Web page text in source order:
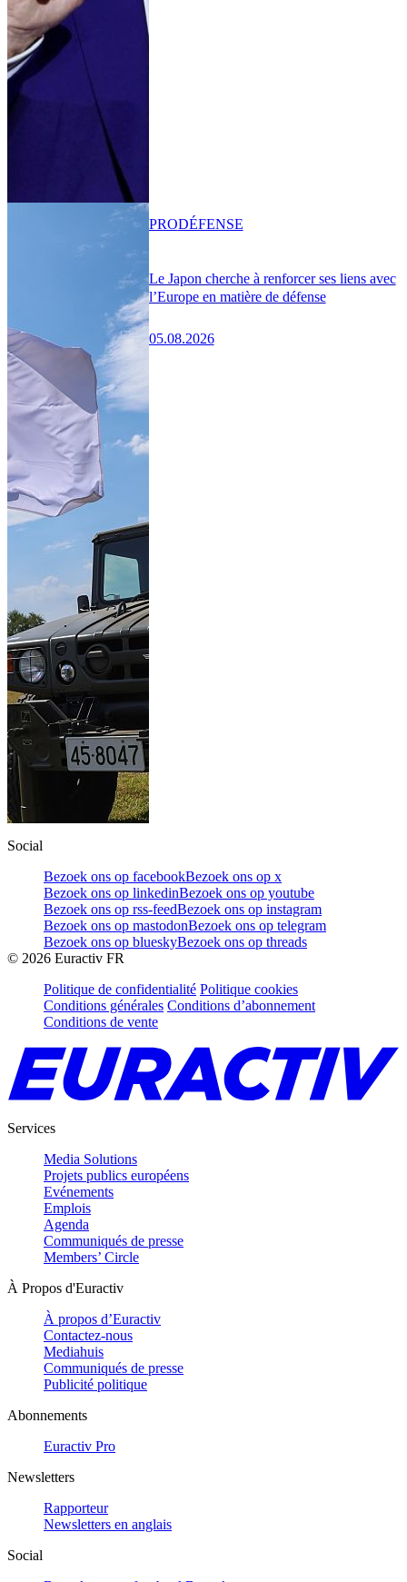
Le Japon cherche à renforcer ses liens avec
l’Europe en matière de défense
05.08.2026
PRODÉFENSE
Social
Bezoek ons op facebookBezoek ons op x
Bezoek ons op linkedinBezoek ons op youtube
Bezoek ons op rss-feedBezoek ons op instagram
Bezoek ons op mastodonBezoek ons op telegram
Bezoek ons op blueskyBezoek ons op threads
© 2026 Euractiv FR
Politique de confidentialité Politique cookies
Conditions générales Conditions d’abonnement
Conditions de vente
Services
Media Solutions
Projets publics européens
Evénements
Emplois
Agenda
Communiqués de presse
Members’ Circle
À Propos d'Euractiv
À propos d’Euractiv
Contactez-nous
Mediahuis
Communiqués de presse
Publicité politique
Abonnements
Euractiv Pro
Newsletters
Rapporteur
Newsletters en anglais
Social